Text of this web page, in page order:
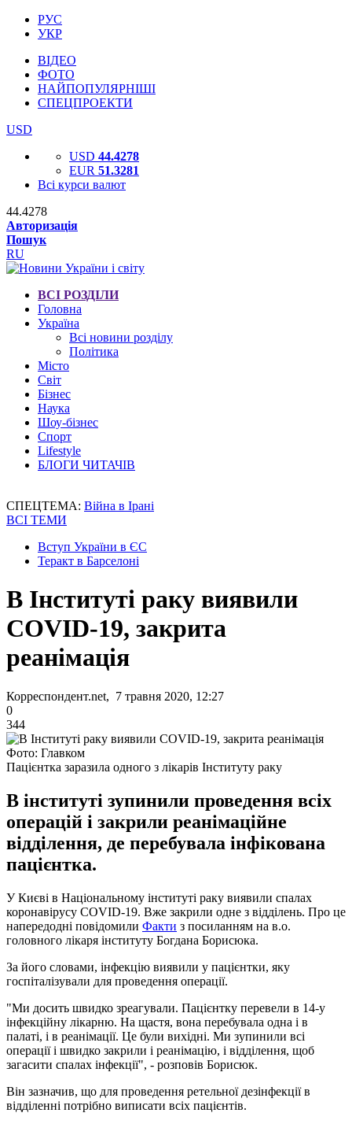
РУС
УКР
ВІДЕО
ФОТО
НАЙПОПУЛЯРНІШІ
СПЕЦПРОЕКТИ
USD
USD 44.4278
EUR 51.3281
Всі курси валют
44.4278
Авторизація
Пошук
RU
ВСІ РОЗДІЛИ
Головна
Україна
Всі новини розділу
Політика
Місто
Світ
Бізнес
Наука
Шоу-бізнес
Спорт
Lifestyle
БЛОГИ ЧИТАЧІВ
СПЕЦТЕМА: Війна в Ірані
ВСІ ТЕМИ
Вступ України в ЄС
Теракт в Барселоні
В Інституті раку виявили
COVID-19, закрита
реанімація
Корреспондент.net, 7 травня 2020, 12:27
0
344
Фото: Главком
Пацієнтка заразила одного з лікарів Інституту раку
В інституті зупинили проведення всіх
операцій і закрили реанімаційне
відділення, де перебувала інфікована
пацієнтка.
У Києві в Національному інституті раку виявили спалах
коронавірусу COVID-19. Вже закрили одне з відділень. Про це
напередодні повідомили Факти з посиланням на в.о.
головного лікаря інституту Богдана Борисюка.
За його словами, інфекцію виявили у пацієнтки, яку
госпіталізували для проведення операції.
"Ми досить швидко зреагували. Пацієнтку перевели в 14-у
інфекційну лікарню. На щастя, вона перебувала одна і в
палаті, і в реанімації. Це були вихідні. Ми зупинили всі
операції і швидко закрили і реанімацію, і відділення, щоб
загасити спалах інфекції", - розповів Борисюк.
Він зазначив, що для проведення ретельної дезінфекції в
відділенні потрібно виписати всіх пацієнтів.